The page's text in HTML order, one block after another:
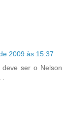
2009 às 15:37
ser o Nelson